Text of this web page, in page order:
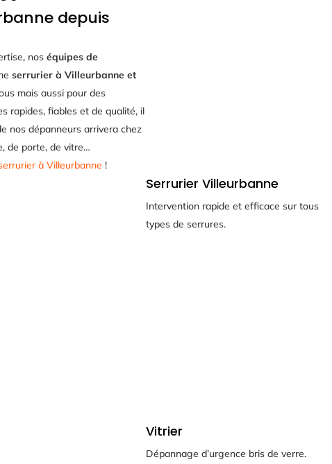
depuis
noséquipes de
serrurier à Villeurbanne et
mais aussi pour des
rapides, fiables et de qualité, il
nos dépanneurs arrivera chez
de porte, de vitre…
à Villeurbanne !
Serrurier Villeurbanne
Intervention rapide et efficace sur tous
types de serrures.
Vitrier
Dépannage d’urgence bris de verre.